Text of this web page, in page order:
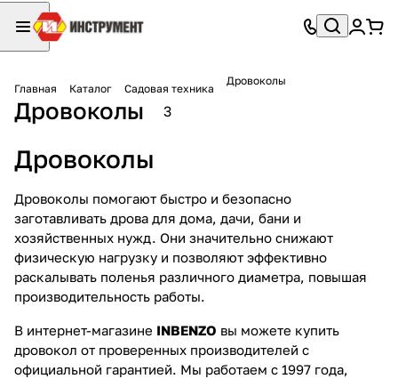
Главная Каталог Садовая техника
Дровоколы
Дровоколы 3
Дровоколы
Дровоколы помогают быстро и безопасно
заготавливать дрова для дома, дачи, бани и
хозяйственных нужд. Они значительно снижают
физическую нагрузку и позволяют эффективно
раскалывать поленья различного диаметра, повышая
производительность работы.
В интернет-магазине INBENZO вы можете купить
дровокол от проверенных производителей с
официальной гарантией. Мы работаем с 1997 года,